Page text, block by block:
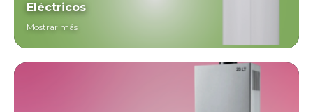
Eléctricos
Mostrar más